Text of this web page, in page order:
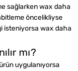
sağlarken wax daha
öncelikliyse
isteniyorsa wax daha
mı?
uygulanıyorsa